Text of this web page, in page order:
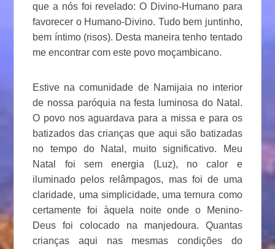
que a nós foi revelado: O Divino-Humano para
favorecer o Humano-Divino. Tudo bem juntinho,
bem íntimo (risos). Desta maneira tenho tentado
me encontrar com este povo moçambicano.
Estive na comunidade de Namijaia no interior
de nossa paróquia na festa luminosa do Natal.
O povo nos aguardava para a missa e para os
batizados das crianças que aqui são batizadas
no tempo do Natal, muito significativo. Meu
Natal foi sem energia (Luz), no calor e
iluminado pelos relâmpagos, mas foi de uma
claridade, uma simplicidade, uma ternura como
certamente foi àquela noite onde o Menino-
Deus foi colocado na manjedoura. Quantas
crianças aqui nas mesmas condições do